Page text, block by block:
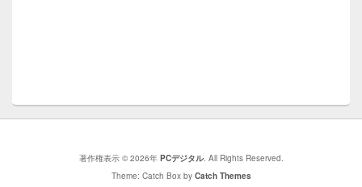
著作権表示 © 2026年 PCデジタル. All Rights Reserved.
Theme: Catch Box by Catch Themes